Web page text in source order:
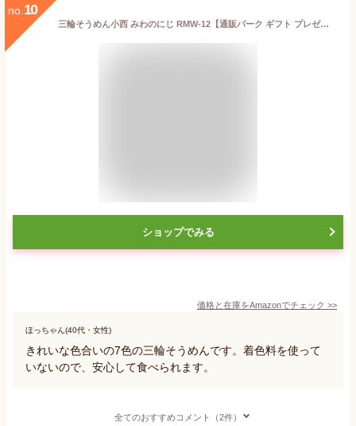
no. 10
三輪そうめん小西 みわのにじ RMW-12【通販パーク ギフト プレゼント】 50グラム (x 7)
ショップでみる
価格と在庫をAmazonでチェック >>
ほっちゃん(40代・女性)
きれいな色合いの7色の三輪そうめんです。着色料を使って
いないので、安心して食べられます。
全てのおすすめコメント（2件）